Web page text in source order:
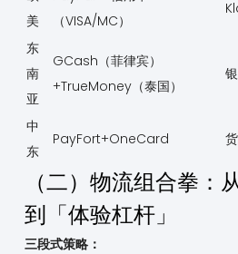
美
（VISA/MC）
东
南
亚
GCash（菲律宾）
+TrueMoney（泰国）
中
东
PayFort+OneCard
（二）物流组合拳：
到「体验杠杆」
三段式策略：